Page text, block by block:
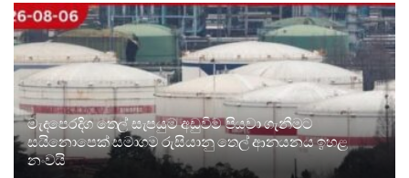
මැදපෙරදිග තෙල් සැපයුම අඩුවීම පියවා ගැනීමට
සයිනොපෙක් සමාගම රුසියානු තෙල් ආනයනය ඉහළ
නංවයි